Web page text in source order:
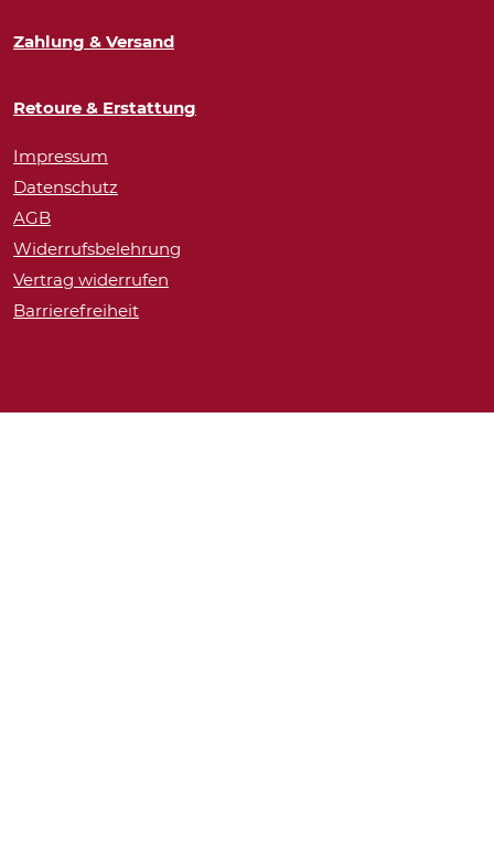
Zahlung & Versand
Retoure & Erstattung
Impressum
Datenschutz
AGB
Widerrufsbelehrung
Vertrag widerrufen
Barrierefreiheit